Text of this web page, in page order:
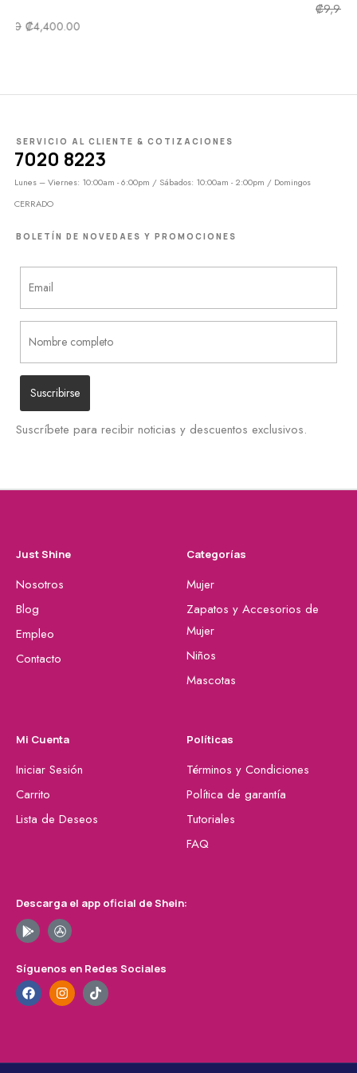
5,000.00
SERVICIO AL CLIENTE & COTIZACIONES
7020 8223
Lunes – Viernes: 10:00am - 6:00pm / Sábados: 10:00am - 2:00pm / Domingos
CERRADO
BOLETÍN DE NOVEDAES Y PROMOCIONES
Suscríbete para recibir noticias y descuentos exclusivos.
Just Shine
Nosotros
Blog
Empleo
Contacto
Categorías
Mujer
Zapatos y Accesorios de
Mujer
Niños
Mascotas
Mi Cuenta
Iniciar Sesión
Carrito
Lista de Deseos
Políticas
Términos y Condiciones
Política de garantía
Tutoriales
FAQ
Descarga el app oficial de Shein:
Síguenos en Redes Sociales